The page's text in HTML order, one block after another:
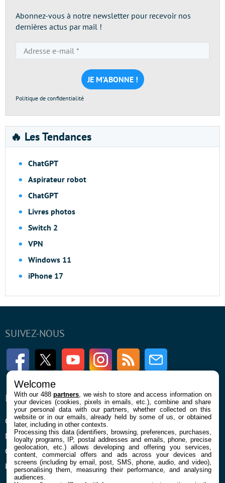
Abonnez-vous à notre newsletter pour recevoir nos
dernières actus par mail !
e-
mail
*
Politique de confidentialité
🔥 Les Tendances
ChatGPT
Aspirateur robot
ChatGPT
Livres photos
Switch 2
VPN
Windows 11
iPhone 17
SUIVEZ-NOUS
FacebookTwitter Youtube InstagramRSS Newsletter
ENTREPRISE
Qui sommes nous
Mentions légales et CGU
Confidentialité et Cookies
Préférences cookies
À PROPOS
La rédaction
Contact
Welcome
With our 488partners , we wish to store and access information on
your devices (cookies, pixels in emails, etc.), combine and share
your personal data with our partners, whether collected on this
website or in our emails, already held by some of us, or obtained
later, including in other contexts.
Processing this data (identifiers, browsing, preferences, purchases,
loyalty programs, IP, postal addresses and emails, phone, precise
geolocation, etc.) allows developing and offering you services,
content, commercial offers and ads across your devices and
screens (including by email, post, SMS, phone, audio, and video),
personalising them, measuring their performance, and analysing
audiences.